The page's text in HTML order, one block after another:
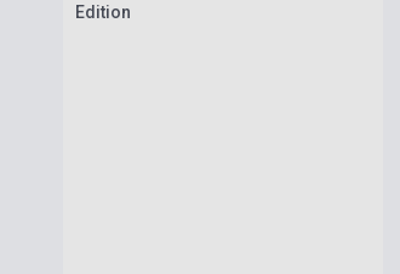
Edition